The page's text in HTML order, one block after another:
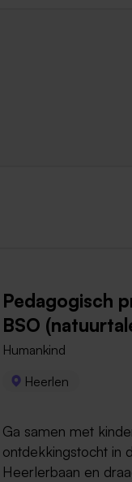
Pedagogisch
BSO
Humankind
Heerlen
Ga samen met
ontdekkingstocht in
Heerlerbaan en